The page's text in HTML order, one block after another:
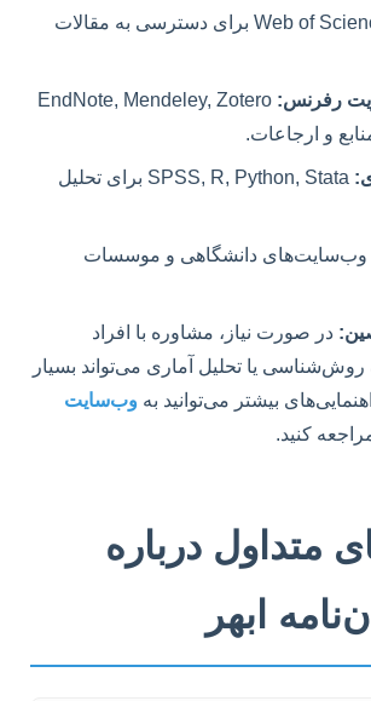
Web of Science, SID, Magiran برای دسترسی به مقالات
رفرنس: EndNote, Mendeley, Zotero
و ارجاعات.
SPSS, R, Python, Stata برای تحلیل
وب‌سایت‌های دانشگاهی و موسسات
در صورت نیاز، مشاوره با افراد
یا تحلیل آماری می‌تواند بسیار
بیشتر می‌توانید به وب‌سایت
کنید.
متداول درباره
ابهر